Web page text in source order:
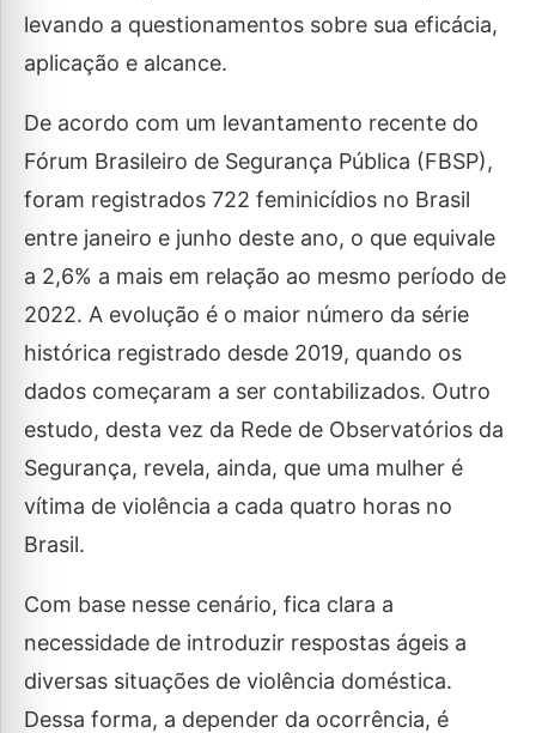
levando a questionamentos sobre sua eficácia,
aplicação e alcance.
De acordo com um levantamento recente do
Fórum Brasileiro de Segurança Pública (FBSP),
foram registrados 722 feminicídios no Brasil
entre janeiro e junho deste ano, o que equivale
a 2,6% a mais em relação ao mesmo período de
2022. A evolução é o maior número da série
histórica registrado desde 2019, quando os
dados começaram a ser contabilizados. Outro
estudo, desta vez da Rede de Observatórios da
Segurança, revela, ainda, que uma mulher é
vítima de violência a cada quatro horas no
Brasil.
Com base nesse cenário, fica clara a
necessidade de introduzir respostas ágeis a
diversas situações de violência doméstica.
Dessa forma, a depender da ocorrência, é